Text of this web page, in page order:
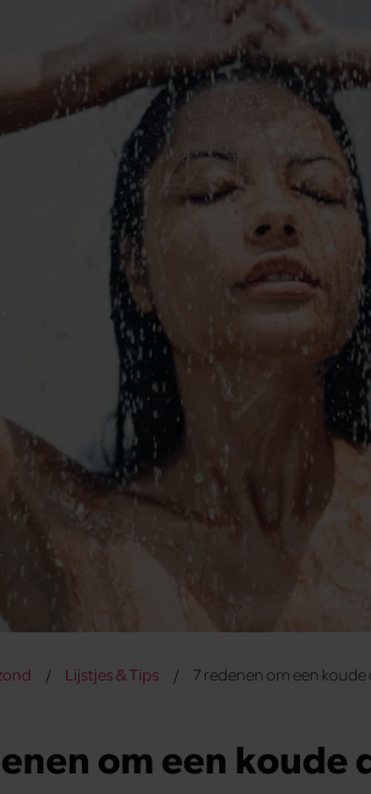
Lijstjes & Tips 7 redenen om een
om een koude